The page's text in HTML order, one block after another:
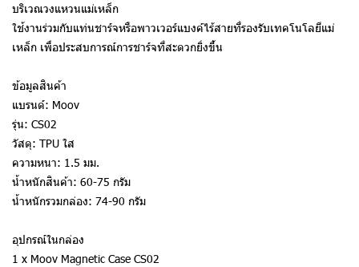
บริเวณวงแหวนแม่เหล็ก
ใช้งานร่วมกับแท่นชาร์จหรือพาวเวอร์แบงค์ไร้สายที่รองรับเทคโนโลยีแม่
เหล็ก เพื่อประสบการณ์การชาร์จที่สะดวกยิ่งขึ้น
ข้อมูลสินค้า
แบรนด์: Moov
รุ่น: CS02
วัสดุ: TPU ใส
ความหนา: 1.5 มม.
น้ำหนักสินค้า: 60-75 กรัม
น้ำหนักรวมกล่อง: 74-90 กรัม
อุปกรณ์ในกล่อง
1 x Moov Magnetic Case CS02